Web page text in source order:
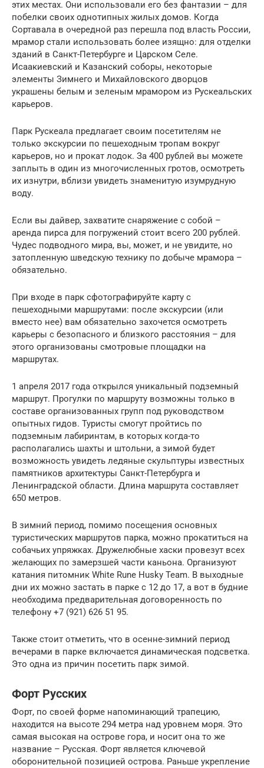
этих местах. Они использовали его без фантазии – для
побелки своих однотипных жилых домов. Когда
Сортавала в очередной раз перешла под власть России,
мрамор стали использовать более изящно: для отделки
зданий в Санкт-Петербурге и Царском Селе.
Исаакиевский и Казанский соборы, некоторые
элементы Зимнего и Михайловского дворцов
украшены белым и зеленым мрамором из Рускеальских
карьеров.
Парк Рускеала предлагает своим посетителям не
только экскурсии по пешеходным тропам вокруг
карьеров, но и прокат лодок. За 400 рублей вы можете
заплыть в один из многочисленных гротов, осмотреть
их изнутри, вблизи увидеть знаменитую изумрудную
воду.
Если вы дайвер, захватите снаряжение с собой –
аренда пирса для погружений стоит всего 200 рублей.
Чудес подводного мира, вы, может, и не увидите, но
затопленную шведскую технику по добыче мрамора –
обязательно.
При входе в парк сфотографируйте карту с
пешеходными маршрутами: после экскурсии (или
вместо нее) вам обязательно захочется осмотреть
карьеры с безопасного и близкого расстояния – для
этого организованы смотровые площадки на
маршрутах.
1 апреля 2017 года открылся уникальный подземный
маршрут. Прогулки по маршруту возможны только в
составе организованных групп под руководством
опытных гидов. Туристы смогут пройтись по
подземным лабиринтам, в которых когда-то
располагались шахты и штольни, а зимой будет
возможность увидеть ледяные скульптуры известных
памятников архитектуры Санкт-Петербурга и
Ленинградской области. Длина маршрута составляет
650 метров.
В зимний период, помимо посещения основных
туристических маршрутов парка, можно прокатиться на
собачьих упряжках. Дружелюбные хаски провезут всех
желающих по замерзшей части каньона. Организуют
катания питомник White Rune Husky Team. В выходные
дни их можно застать в парке с 12 до 17, а вот в будние
необходима предварительная договоренность по
телефону +7 (921) 626 51 95.
Также стоит отметить, что в осенне-зимний период
вечерами в парке включается динамическая подсветка.
Это одна из причин посетить парк зимой.
Форт Русских
Форт, по своей форме напоминающий трапецию,
находится на высоте 294 метра над уровнем моря. Это
самая высокая на острове гора, и носит она то же
название – Русская. Форт является ключевой
оборонительной позицией острова. Раньше укрепление